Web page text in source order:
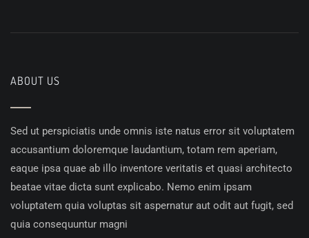
ABOUT US
Sed ut perspiciatis unde omnis iste natus error sit voluptatem
accusantium doloremque laudantium, totam rem aperiam,
eaque ipsa quae ab illo inventore veritatis et quasi architecto
beatae vitae dicta sunt explicabo. Nemo enim ipsam
voluptatem quia voluptas sit aspernatur aut odit aut fugit, sed
quia consequuntur magni